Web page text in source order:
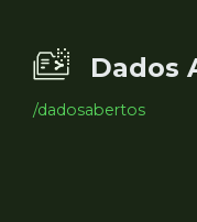
Dados
/dadosabertos